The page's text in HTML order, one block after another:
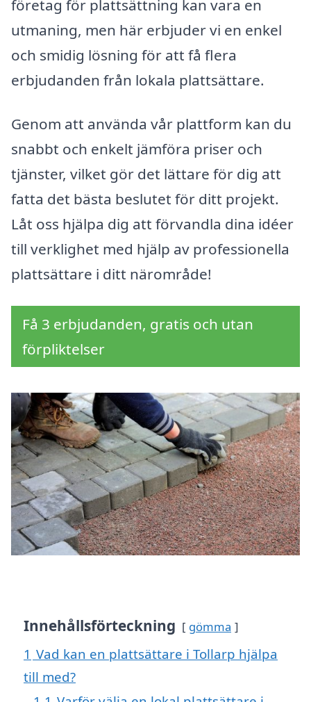
företag för plattsättning kan vara en
utmaning, men här erbjuder vi en enkel
och smidig lösning för att få flera
erbjudanden från lokala plattsättare.
Genom att använda vår plattform kan du
snabbt och enkelt jämföra priser och
tjänster, vilket gör det lättare för dig att
fatta det bästa beslutet för ditt projekt.
Låt oss hjälpa dig att förvandla dina idéer
till verklighet med hjälp av professionella
plattsättare i ditt närområde!
Få 3 erbjudanden, gratis och utan
förpliktelser
Innehållsförteckning gömma
1 Vad kan en plattsättare i Tollarp hjälpa
till med?